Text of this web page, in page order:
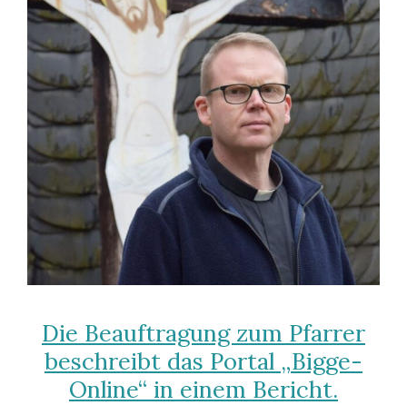
Die Beauftragung zum Pfarrer
beschreibt das Portal „Bigge-
Online“ in einem Bericht.